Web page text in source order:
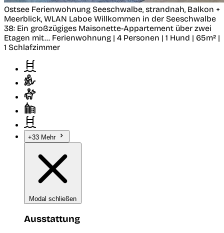
Ostsee Ferienwohnung Seeschwalbe, strandnah, Balkon +
Meerblick, WLAN Laboe Willkommen in der Seeschwalbe
38: Ein großzügiges Maisonette-Appartement über zwei
Etagen mit... Ferienwohnung | 4 Personen | 1 Hund | 65m² |
1 Schlafzimmer
+33 Mehr
Modal schließen
Ausstattung